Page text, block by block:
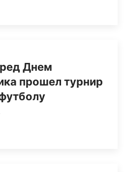
Днем
прошел турнир